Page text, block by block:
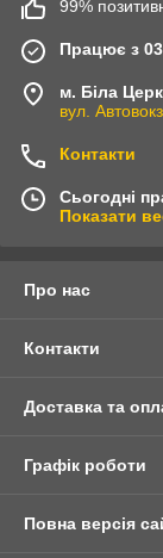
99%
Працює з
м. Біла
вул.
Контакти
Сьогодні
Показати
Про нас
Контакти
Доставка та
Графік роботи
Повна версія